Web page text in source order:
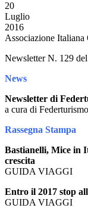
20
Luglio
2016
Associazione
Newsletter N. 129
News
Newsletter di
a cura di
Rassegna Stampa
Bastianelli, Mice in
crescita
GUIDA VIAGGI
Entro il 2017 stop
GUIDA VIAGGI